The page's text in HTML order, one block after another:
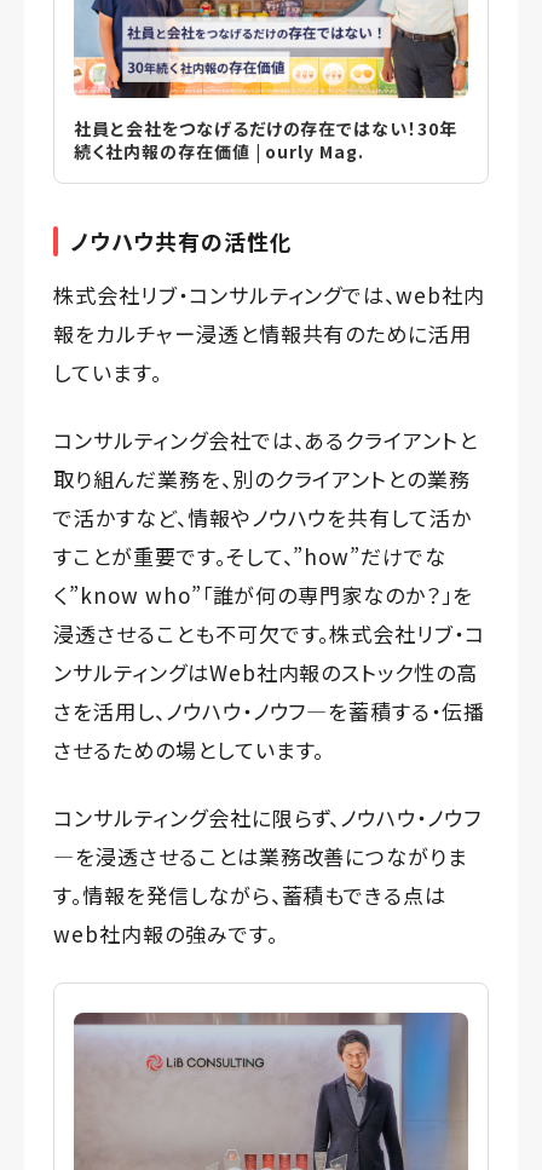
社員と会社をつなげるだけの存在ではない！30年
続く社内報の存在価値 | ourly Mag.
ノウハウ共有の活性化
株式会社リブ・コンサルティングでは、web社内
報をカルチャー浸透と情報共有のために活用
しています。
コンサルティング会社では、あるクライアントと
取り組んだ業務を、別のクライアントとの業務
で活かすなど、情報やノウハウを共有して活か
すことが重要です。そして、”how”だけでな
く”know who”「誰が何の専門家なのか？」を
浸透させることも不可欠です。株式会社リブ・コ
ンサルティングはWeb社内報のストック性の高
さを活用し、ノウハウ・ノウフ―を蓄積する・伝播
させるための場としています。
コンサルティング会社に限らず、ノウハウ・ノウフ
―を浸透させることは業務改善につながりま
す。情報を発信しながら、蓄積もできる点は
web社内報の強みです。